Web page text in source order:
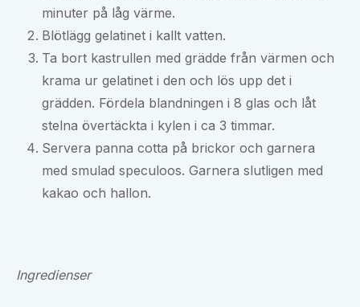
minuter på låg värme.
Blötlägg gelatinet i kallt vatten.
Ta bort kastrullen med grädde från värmen och
krama ur gelatinet i den och lös upp det i
grädden. Fördela blandningen i 8 glas och låt
stelna övertäckta i kylen i ca 3 timmar.
Servera panna cotta på brickor och garnera
med smulad speculoos. Garnera slutligen med
kakao och hallon.
Ingredienser